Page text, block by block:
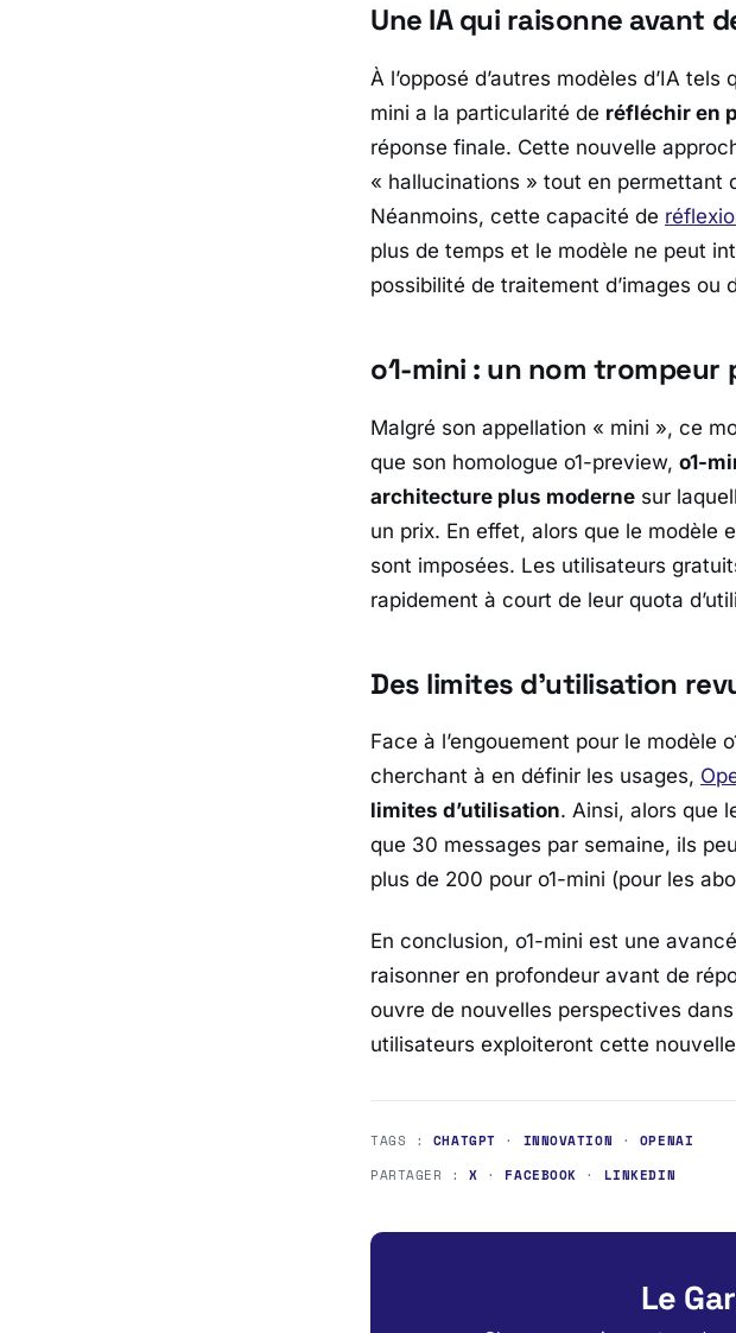
Une IA qui raisonne avant
À l’opposé d’autres modèles d’IA
mini a la particularité de réfléchir en
réponse finale. Cette nouvelle
« hallucinations » tout en permettant
Néanmoins, cette capacité de
plus de temps et le modèle ne peut
possibilité de traitement d’images ou
o1-mini : un nom trompeur
Malgré son appellation « mini », ce
que son homologue o1-preview, o1-
architecture plus moderne sur
un prix. En effet, alors que le modèle
sont imposées. Les utilisateurs
rapidement à court de leur quota
Des limites d’utilisation
Face à l’engouement pour le modèle
cherchant à en définir les usages,
limites d’utilisation. Ainsi, alors que
que 30 messages par semaine, ils
plus de 200 pour o1-mini (pour les
En conclusion, o1-mini est une
raisonner en profondeur avant de
ouvre de nouvelles perspectives
utilisateurs exploiteront cette
TAGS : CHATGPT · INNOVATION · OPENAI
PARTAGER :X · FACEBOOK · LINKEDIN
Le